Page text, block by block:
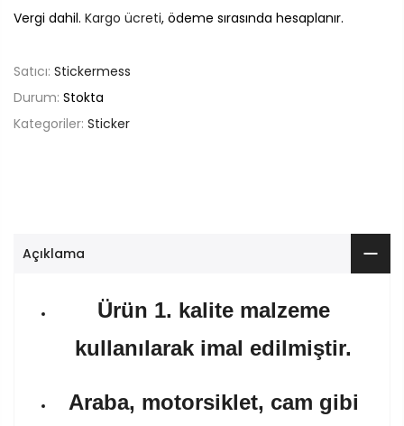
Vergi dahil. Kargo ücreti, ödeme sırasında hesaplanır.
Satıcı: Stickermess
Durum: Stokta
Kategoriler: Sticker
Açıklama
Ürün 1. kalite malzeme
kullanılarak imal edilmiştir.
Araba, motorsiklet, cam gibi